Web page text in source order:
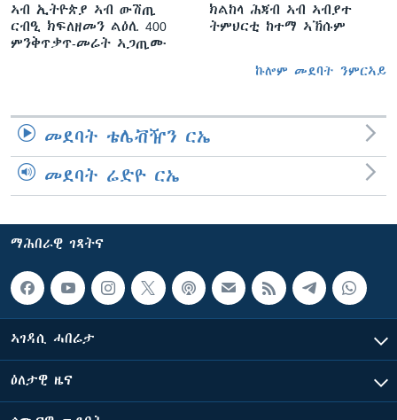
ኣብ ኢትዮጵያ ኣብ ውሽጢ
ርብዒ ክፍለዘመን ልዕሊ 400
ምንቅጥቃጥ-መሬት ኣጋጢሙ
ክልከላ ሕጃብ ኣብ ኣብያተ
ትምህርቲ ከተማ ኣኽሱም
ኩሎም መደባት ንምርኣይ
መደባት ቴሌቭዥን ርኤ
መደባት ሬድዮ ርኤ
ማሕበራዊ ገጻትና
ኣገዳሲ ሓበሬታ
ዕለታዊ ዜና